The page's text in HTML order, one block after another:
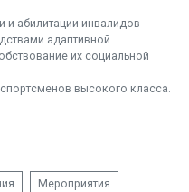
и абилитации инвалидов
адаптивной
их социальной
высокого класса.
Мероприятия